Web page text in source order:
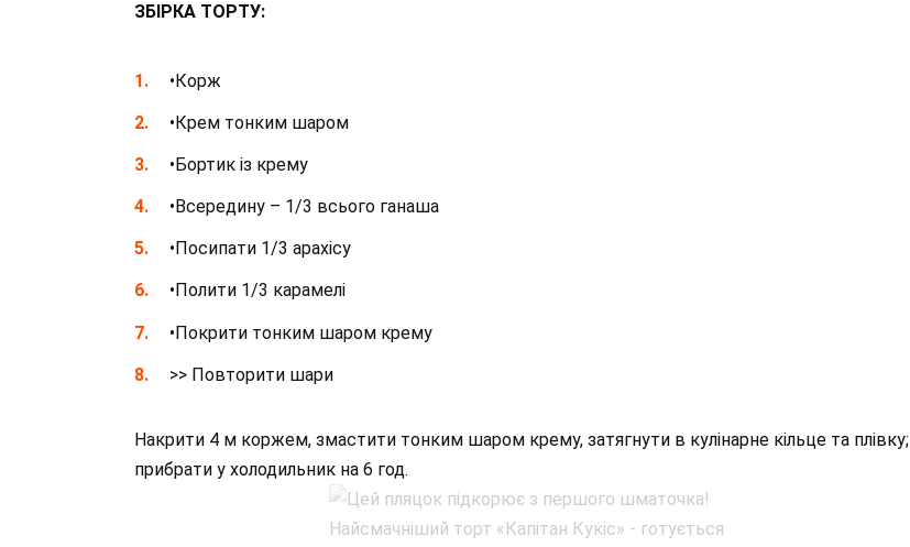
ЗБІРКА ТОРТУ:
•Корж
•Крем тонким шаром
•Бортик із крему
•Всередину – 1/3 всього ганаша
•Посипати 1/3 арахісу
•Полити 1/3 карамелі
•Покрити тонким шаром крему
>> Повторити шари
Накрити 4 м коржем, змастити тонким шаром крему, затягнути в кулінарне кільце та плівку;
прибрати у холодильник на 6 год.